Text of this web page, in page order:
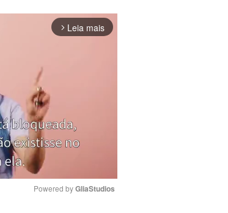
arrow_forward_ios Leia mais
Powered by GliaStudios